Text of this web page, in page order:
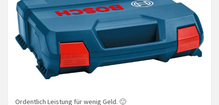
Ordentlich Leistung für wenig Geld. 🙂